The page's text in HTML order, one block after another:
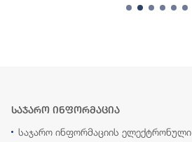
საჯარო ინფორმაცია
საჯარო ინფორმაციის ელექტრონული